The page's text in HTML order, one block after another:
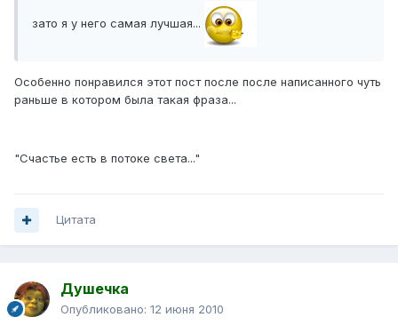
зато я у него самая лучшая...
Особенно понравился этот пост после после написанного чуть
раньше в котором была такая фраза...
"Счастье есть в потоке света..."
Цитата
Душечка
Опубликовано: 12 июня 2010